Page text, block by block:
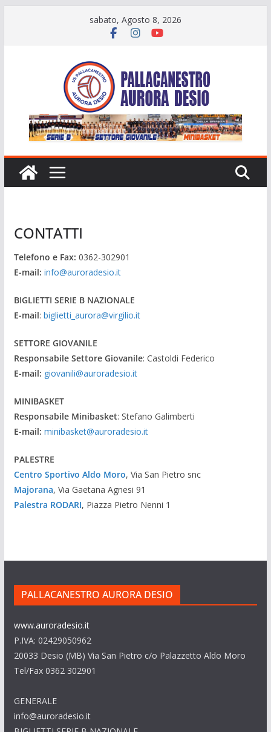
sabato, Agosto 8, 2026
CONTATTI
Telefono e Fax: 0362-302901
E-mail: info@auroradesio.it
BIGLIETTI SERIE B NAZIONALE
E-mail: biglietti_aurora@virgilio.it
SETTORE GIOVANILE
Responsabile Settore Giovanile: Castoldi Federico
E-mail: giovanili@auroradesio.it
MINIBASKET
Responsabile Minibasket: Stefano Galimberti
E-mail: minibasket@auroradesio.it
PALESTRE
Centro Sportivo Aldo Moro, Via San Pietro snc
Majorana, Via Gaetana Agnesi 91
Palestra RODARI, Piazza Pietro Nenni 1
PALLACANESTRO AURORA DESIO
www.auroradesio.it
P.IVA: 02429050962
20033 Desio (MB) Via San Pietro c/o Palazzetto Aldo Moro
Tel/Fax 0362 302901
GENERALE
info@auroradesio.it